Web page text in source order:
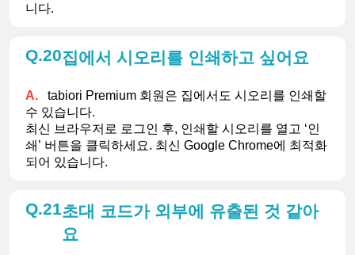
니다.
20집에서 시오리를 인쇄하고 싶어요
tabiori Premium 회원은 집에서도 시오리를 인쇄할
수 있습니다.
최신 브라우저로 로그인 후, 인쇄할 시오리를 열고 ‘인
쇄’ 버튼을 클릭하세요. 최신 Google Chrome에 최적화
되어 있습니다.
21초대 코드가 외부에 유출된 것 같아
요